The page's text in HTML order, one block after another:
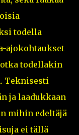
todella
ajokohtaukset
todellakin
Teknisesti
ja laadukkaan
mihin edeltäjä
ei tällä